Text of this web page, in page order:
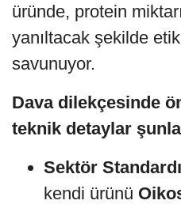
üründe, protein
yanıltacak şekilde
savunuyor.
Dava dilekçesinde
teknik detaylar
Sektör
kendi ürünü